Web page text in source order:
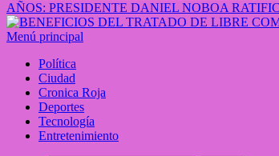
AÑOS: PRESIDENTE DANIEL NOBOA
Menú principal
Política
Ciudad
Cronica Roja
Deportes
Tecnología
Entretenimiento